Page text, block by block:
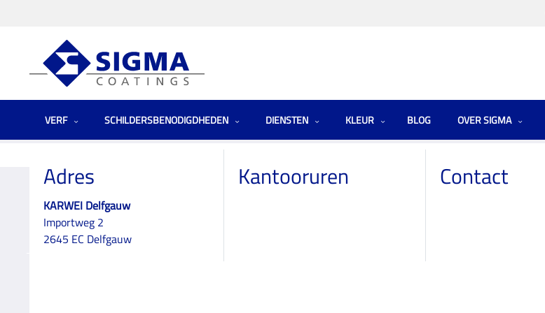
VERF SCHILDERSBENODIGDHEDEN DIENSTEN KLEUR BLOG OVER SIGMA
KARWEI Delfgauw
Adres
KARWEI Delfgauw
Importweg 2
2645 EC Delfgauw
Kantooruren Contact